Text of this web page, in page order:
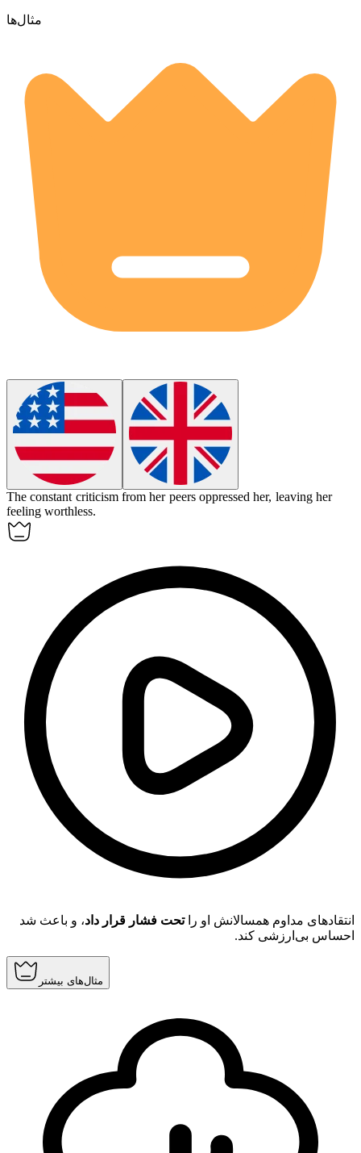
مثال‌ها
The constant criticism from her peers oppressed her, leaving her
feeling worthless.
انتقادهای مداوم همسالانش او راتحت فشار قرار داد، و باعث شد
احساس بی‌ارزشی کند.
مثال‌های بیشتر